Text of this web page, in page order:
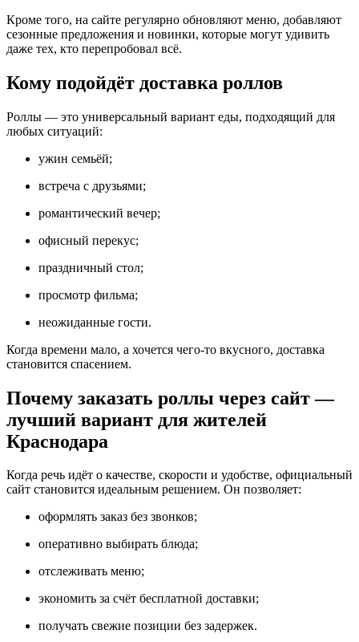
Кроме того, на сайте регулярно обновляют меню, добавляют
сезонные предложения и новинки, которые могут удивить
даже тех, кто перепробовал всё.
Кому подойдёт доставка роллов
Роллы — это универсальный вариант еды, подходящий для
любых ситуаций:
ужин семьёй;
встреча с друзьями;
романтический вечер;
офисный перекус;
праздничный стол;
просмотр фильма;
неожиданные гости.
Когда времени мало, а хочется чего-то вкусного, доставка
становится спасением.
Почему заказать роллы через сайт —
лучший вариант для жителей
Краснодара
Когда речь идёт о качестве, скорости и удобстве, официальный
сайт становится идеальным решением. Он позволяет:
оформлять заказ без звонков;
оперативно выбирать блюда;
отслеживать меню;
экономить за счёт бесплатной доставки;
получать свежие позиции без задержек.